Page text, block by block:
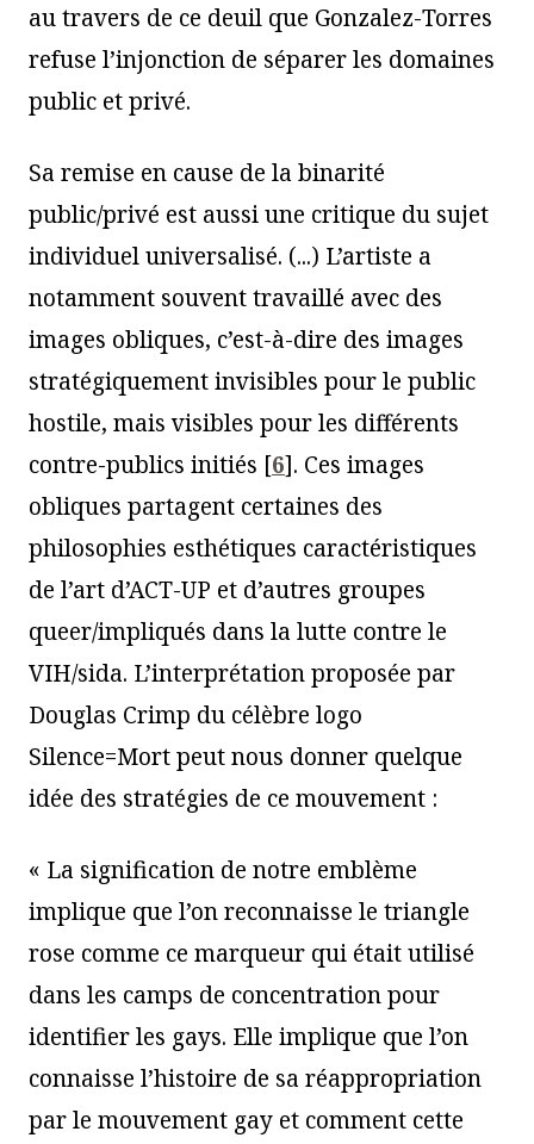
au travers de ce deuil que Gonzalez-Torres
refuse l’injonction de séparer les domaines
public et privé.
Sa remise en cause de la binarité
public/privé est aussi une critique du sujet
individuel universalisé. (...) L’artiste a
notamment souvent travaillé avec des
images obliques, c’est-à-dire des images
stratégiquement invisibles pour le public
hostile, mais visibles pour les différents
contre-publics initiés [6]. Ces images
obliques partagent certaines des
philosophies esthétiques caractéristiques
de l’art d’ACT-UP et d’autres groupes
queer/impliqués dans la lutte contre le
VIH/sida. L’interprétation proposée par
Douglas Crimp du célèbre logo
Silence=Mort peut nous donner quelque
idée des stratégies de ce mouvement :
« La signification de notre emblème
implique que l’on reconnaisse le triangle
rose comme ce marqueur qui était utilisé
dans les camps de concentration pour
identifier les gays. Elle implique que l’on
connaisse l’histoire de sa réappropriation
par le mouvement gay et comment cette